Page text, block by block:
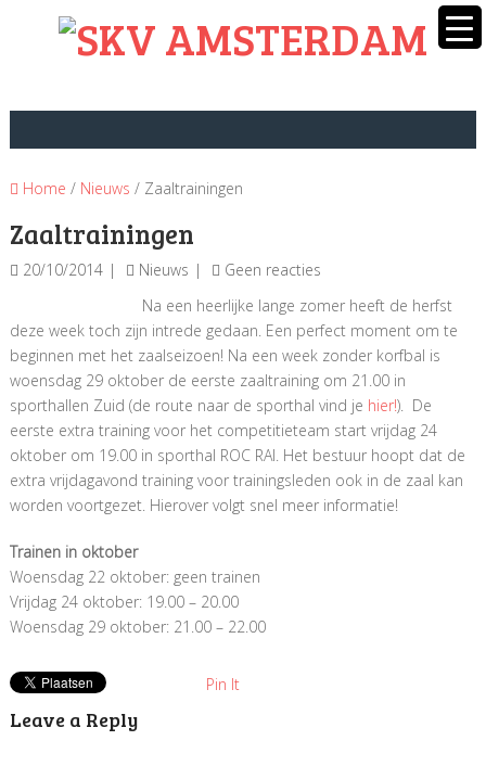
Home / Nieuws / Zaaltrainingen
Zaaltrainingen
20/10/2014 Nieuws
Geen reacties
Na een heerlijke lange zomer heeft de herfst
deze week toch zijn intrede gedaan. Een perfect moment om te
beginnen met het zaalseizoen! Na een week zonder korfbal is
woensdag 29 oktober de eerste zaaltraining om 21.00 in
sporthallen Zuid (de route naar de sporthal vind je hier!). De
eerste extra training voor het competitieteam start vrijdag 24
oktober om 19.00 in sporthal ROC RAI. Het bestuur hoopt dat de
extra vrijdagavond training voor trainingsleden ook in de zaal kan
worden voortgezet. Hierover volgt snel meer informatie!
Trainen in oktober
Woensdag 22 oktober: geen trainen
Vrijdag 24 oktober: 19.00 – 20.00
Woensdag 29 oktober: 21.00 – 22.00
Pin It
Leave a Reply